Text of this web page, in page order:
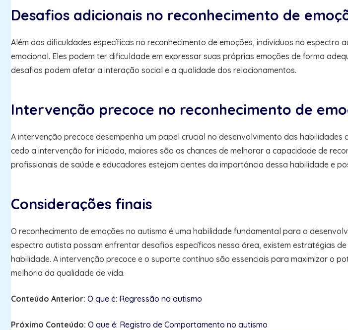
Desafios adicionais no reconhecimento de
Além das dificuldades específicas no reconhecimento de emoções, indivíduos no
emocional. Eles podem ter dificuldade em expressar suas próprias emoções de forma
desafios podem afetar a interação social e a qualidade dos relacionamentos.
Intervenção precoce no reconhecimento de
A intervenção precoce desempenha um papel crucial no desenvolvimento das
cedo a intervenção for iniciada, maiores são as chances de melhorar a capacidade de
profissionais de saúde e educadores estejam cientes da importância dessa habilidade e
Considerações finais
O reconhecimento de emoções no autismo é uma habilidade fundamental para o
espectro autista possam enfrentar desafios específicos nessa área, existem estratégias
habilidade. A intervenção precoce e o suporte contínuo são essenciais para maximizar o
melhoria da qualidade de vida.
Conteúdo Anterior: O que é: Regressão no autismo
Próximo Conteúdo: O que é: Registro de Comportamento no autismo